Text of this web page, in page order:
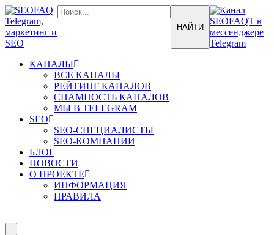
КАНАЛЫ
ВСЕ КАНАЛЫ
РЕЙТИНГ КАНАЛОВ
СПАМНОСТЬ КАНАЛОВ
МЫ В TELEGRAM
SEO
SEO-СПЕЦИАЛИСТЫ
SEO-КОМПАНИИ
БЛОГ
НОВОСТИ
О ПРОЕКТЕ
ИНФОРМАЦИЯ
ПРАВИЛА